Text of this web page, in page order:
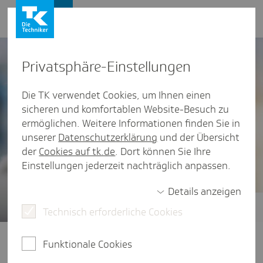
widmet sich der Frage: Wie
Gesundheitsstudien
Privat­sphäre-Einstel­lungen
Die TK verwendet Cookies, um Ihnen einen
sicheren und komfortablen Website-Besuch zu
ermöglichen. Weitere Informationen finden Sie in
unserer Datenschutzerklärung und der Übersicht
der Cookies auf tk.de. Dort können Sie Ihre
Einstellungen jederzeit nachträglich anpassen.
Details anzeigen
Technisch erforderliche Cookies
Funktionale Cookies